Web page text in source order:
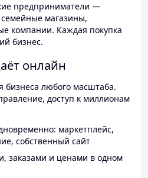
предприниматели —
магазины,
компании. Каждая покупка
бизнес.
онлайн
бизнеса любого масштаба.
доступ к миллионам
маркетплейс,
собственный сайт
заказами и ценами в одном